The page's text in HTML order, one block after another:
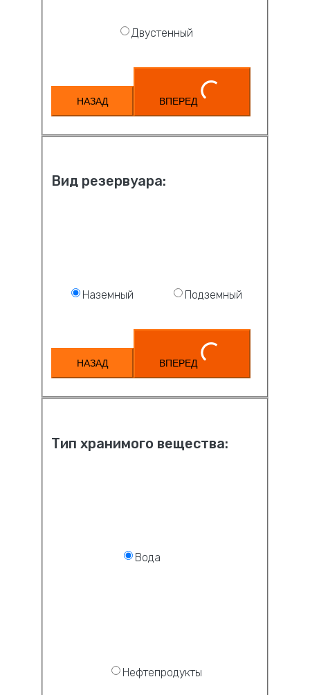
Двустенный
НАЗАД ВПЕРЕД
Вид резервуара:
Наземный Подземный
НАЗАД ВПЕРЕД
Тип хранимого вещества:
Вода
Нефтепродукты